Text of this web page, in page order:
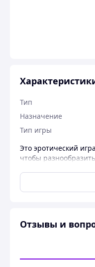
Тип
Назначение
Тип игры
Это эротический
чтобы
Отзывы и